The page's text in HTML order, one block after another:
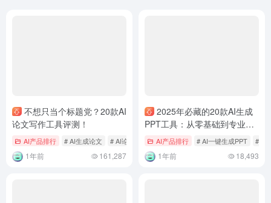
不想只当个标题党？20款AI
论文写作工具评测！
AI产品排行 # AI生成论文 # AI论文 # AI论文写作
1年前 161,287
2025年必藏的20款AI生成
PPT工具：从零基础到专业
级，效率提升 10 倍的秘密！
AI产品排行 # AI一键生成PPT # AI
1年前 18,493